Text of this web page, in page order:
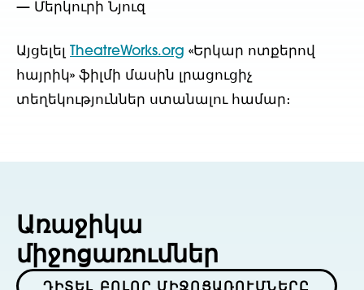
— Մերկուրի Նյուզ
Այցելել TheatreWorks.org «Երկար ոտքերով
հայրիկ» ֆիլմի մասին լրացուցիչ
տեղեկություններ ստանալու համար։
Առաջիկա
միջոցառումներ